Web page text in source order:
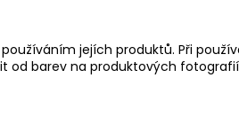
jejích produktů. Při
barev na produktových